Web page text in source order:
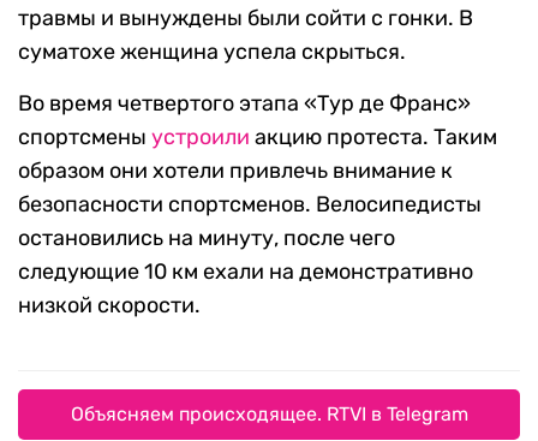
травмы и вынуждены были сойти с гонки. В
суматохе женщина успела скрыться.
Во время четвертого этапа «Тур де Франс»
спортсмены устроили акцию протеста. Таким
образом они хотели привлечь внимание к
безопасности спортсменов. Велосипедисты
остановились на минуту, после чего
следующие 10 км ехали на демонстративно
низкой скорости.
Объясняем происходящее. RTVI в Telegram